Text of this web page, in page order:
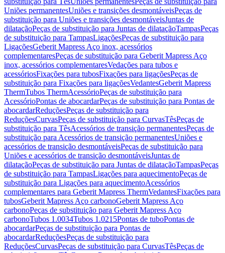
Uniões permanentesUniões e transições desmontáveisPeças de
substituição para Uniões e transições desmontáveisJuntas de
dilataçãoPeças de substituição para Juntas de dilataçãoTampasPeças
de substituição para TampasLigaçõesPeças de substituição para
LigaçõesGeberit Mapress Aço inox, acessórios
complementaresPeças de substituição para Geberit Mapress Aço
inox, acessórios complementaresVedações para tubos e
acessóriosFixações para tubosFixações para ligaçõesPeças de
substituição para Fixações para ligaçõesVedantesGeberit Mapress
ThermTubos ThermAcessórioPeças de substituição para
AcessórioPontas de abocardarPeças de substituição para Pontas de
abocardarReduçõesPeças de substituição para
ReduçõesCurvasPeças de substituição para CurvasTêsPeças de
substituição para TêsAcessórios de transição permanentesPeças de
substituição para Acessórios de transição permanentesUniões e
acessórios de transição desmontáveisPeças de substituição para
Uniões e acessórios de transição desmontáveisJuntas de
dilataçãoPeças de substituição para Juntas de dilataçãoTampasPeças
de substituição para TampasLigações para aquecimentoPeças de
substituição para Ligações para aquecimentoAcessórios
complementares para Geberit Mapress ThermVedantesFixações para
tubosGeberit Mapress Aço carbonoGeberit Mapress Aço
carbonoPeças de substituição para Geberit Mapress Aço
carbonoTubos 1.0034Tubos 1.0215Pontas de tuboPontas de
abocardarPeças de substituição para Pontas de
abocardarReduçõesPeças de substituição para
ReduçõesCurvasPeças de substituição para CurvasTêsPeças de